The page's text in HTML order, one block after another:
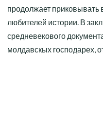
продолжает приковывать
любителей истории. В
средневекового
молдавскых господарех,